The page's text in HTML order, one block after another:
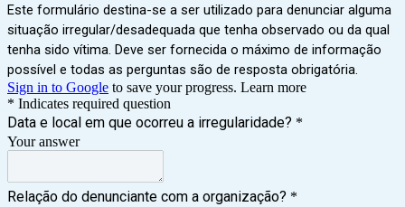
Este formulário destina-se a ser utilizado para denunciar alguma
situação irregular/desadequada que tenha observado ou da qual
tenha sido vítima. Deve ser fornecida o máximo de informação
possível e todas as perguntas são de resposta obrigatória.
Sign in to Google to save your progress. Learn more
* Indicates required question
Data e local em que ocorreu a irregularidade? *
Your answer
Relação do denunciante com a organização? *